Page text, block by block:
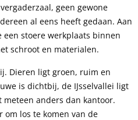
geen gewone
al eens heeft gedaan. Aan
een stoere werkplaats binnen
schroot en materialen.
Dieren ligt groen, ruim en
is dichtbij, de IJsselvallei ligt
meteen anders dan kantoor.
om los te komen van de